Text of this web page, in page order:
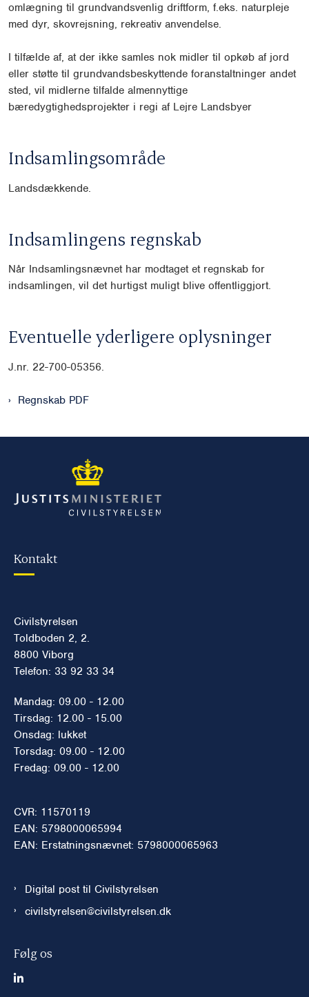
omlægning til grundvandsvenlig driftform, f.eks. naturpleje
med dyr, skovrejsning, rekreativ anvendelse.
I tilfælde af, at der ikke samles nok midler til opkøb af jord
eller støtte til grundvandsbeskyttende foranstaltninger andet
sted, vil midlerne tilfalde almennyttige
bæredygtighedsprojekter i regi af Lejre Landsbyer
Indsamlingsområde
Landsdækkende.
Indsamlingens regnskab
Når Indsamlingsnævnet har modtaget et regnskab for
indsamlingen, vil det hurtigst muligt blive offentliggjort.
Eventuelle yderligere oplysninger
J.nr. 22-700-05356.
Regnskab PDF
Kontakt
Civilstyrelsen
Toldboden 2, 2.
8800 Viborg
Telefon: 33 92 33 34
Mandag: 09.00 - 12.00
Tirsdag: 12.00 - 15.00
Onsdag: lukket
Torsdag: 09.00 - 12.00
Fredag: 09.00 - 12.00
CVR: 11570119
EAN: 5798000065994
EAN: Erstatningsnævnet: 5798000065963
Digital post til Civilstyrelsen
civilstyrelsen@civilstyrelsen.dk
Følg os